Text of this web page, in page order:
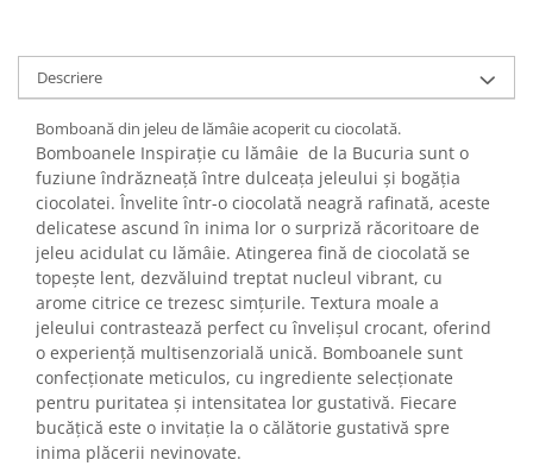
Descriere
Bomboană din jeleu de lămâie acoperit cu ciocolată.
Bomboanele Inspirație cu lămâie de la Bucuria sunt o
fuziune îndrăzneață între dulceața jeleului și bogăția
ciocolatei. Învelite într-o ciocolată neagră rafinată, aceste
delicatese ascund în inima lor o surpriză răcoritoare de
jeleu acidulat cu lămâie. Atingerea fină de ciocolată se
topește lent, dezvăluind treptat nucleul vibrant, cu
arome citrice ce trezesc simțurile. Textura moale a
jeleului contrastează perfect cu învelișul crocant, oferind
o experiență multisenzorială unică. Bomboanele sunt
confecționate meticulos, cu ingrediente selecționate
pentru puritatea și intensitatea lor gustativă. Fiecare
bucățică este o invitație la o călătorie gustativă spre
inima plăcerii nevinovate.